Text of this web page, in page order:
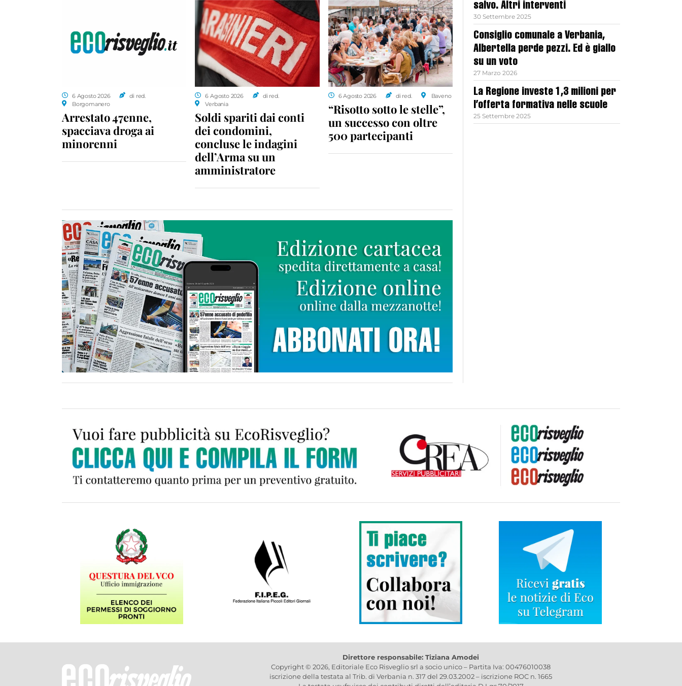
6 Agosto 2026
di red.
Borgomanero
Arrestato 47enne,
spacciava droga ai
minorenni
6 Agosto 2026
di red.
Verbania
Soldi spariti dai conti
dei condomini,
concluse le indagini
dell’Arma su un
amministratore
6 Agosto 2026 di red. Baveno
“Risotto sotto le stelle”,
un successo con oltre
500 partecipanti
salvo. Altri interventi
30 Settembre 2025
Consiglio comunale a Verbania,
Albertella perde pezzi. Ed è giallo
su un voto
27 Marzo 2026
La Regione investe 1,3 milioni per
l’offerta formativa nelle scuole
25 Settembre 2025
Direttore responsabile: Tiziana Amodei
Copyright © 2026, Editoriale Eco Risveglio srl a socio unico – Partita Iva: 00476010038
iscrizione della testata al Trib. di Verbania n. 317 del 29.03.2002 – iscrizione ROC n. 1665